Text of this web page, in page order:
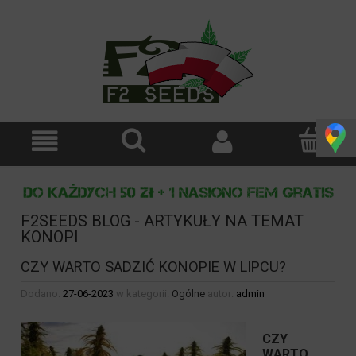
F2SEEDS BLOG - ARTYKUŁY NA TEMAT
KONOPI
CZY WARTO SADZIĆ KONOPIE W LIPCU?
Dodano: 27-06-2023 w kategorii: Ogólne autor: admin
CZY